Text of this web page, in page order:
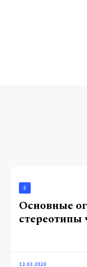
2
Основные
стереотипы
13.03.2020